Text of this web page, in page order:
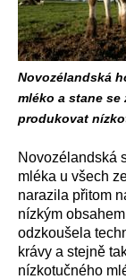
Novozélandská
mléko a stane
produkovat
Novozélandská
mléka u všech
narazila přitom
nízkým
odzkoušela
krávy a stejně
nízkotučného